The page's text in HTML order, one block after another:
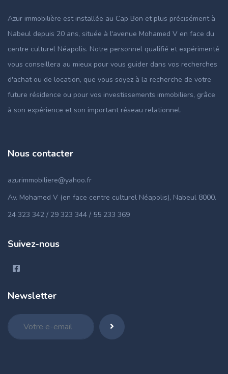
Azur immobilière est installée au Cap Bon et plus précisément à
Nabeul depuis 20 ans, située à l'avenue Mohamed V en face du
centre culturel Néapolis. Notre personnel qualifié et expérimenté
vous conseillera au mieux pour vous guider dans vos recherches
d'achat ou de location, que vous soyez à la recherche de votre
future résidence ou pour vos investissements immobiliers, grâce
à son expérience et son important réseau relationnel.
Nous contacter
azurimmobiliere@yahoo.fr
Av. Mohamed V (en face centre culturel Néapolis), Nabeul 8000.
24 323 342 / 29 323 344 / 55 233 369
Suivez-nous
Newsletter